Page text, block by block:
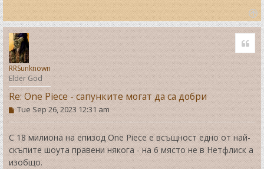
T
o
p
RRSunknown
Elder God
Re: One Piece - сапунките могат да са добри
P
o
s
t
Tue Sep 26, 2023 12:31 am
С 18 милиона на епизод One Piece е всъщност едно от най-
скъпите шоута правени някога - на 6 място не в Нетфлиск а
изобщо.